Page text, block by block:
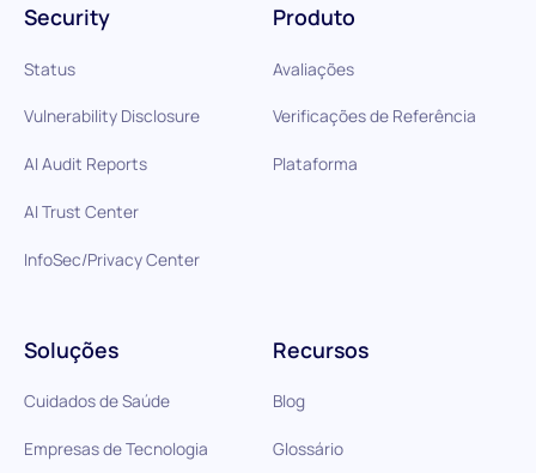
Produto
Avaliações
Verificações de Referência
Plataforma
Soluções
Cuidados de Saúde
Empresas de Tecnologia
Recursos
Blog
Glossário
Security
Status
Vulnerability Disclosure
AI Audit Reports
AI Trust Center
InfoSec/Privacy Center